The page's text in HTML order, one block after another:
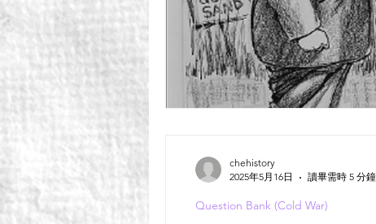
Question Bank (Cold War)
chehistory
2025年5月16日
讀畢需時 5 分鐘